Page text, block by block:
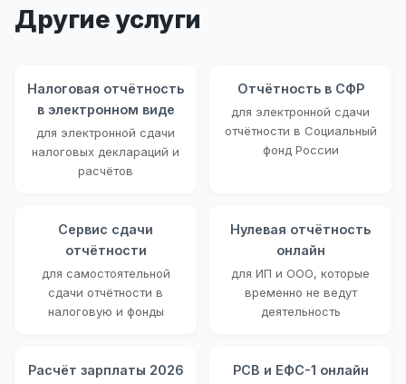
Другие услуги
Налоговая отчётность
в электронном виде
для электронной сдачи
налоговых деклараций и
расчётов
Отчётность в СФР
для электронной сдачи
отчётности в Социальный
фонд России
Сервис сдачи
отчётности
для самостоятельной
сдачи отчётности в
налоговую и фонды
Нулевая отчётность
онлайн
для ИП и ООО, которые
временно не ведут
деятельность
Расчёт зарплаты 2026 РСВ и ЕФС-1 онлайн